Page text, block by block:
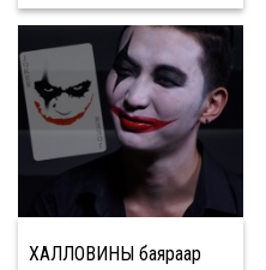
ХАЛЛОВИНЫ баяраар